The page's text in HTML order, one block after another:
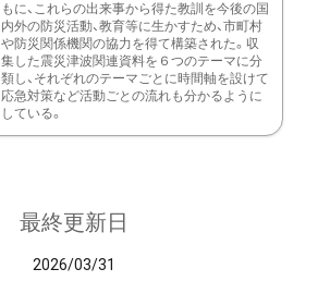
もに、これらの出来事から得た教訓を今後の国
内外の防災活動、教育等に生かすため、市町村
や防災関係機関の協力を得て構築された。収
集した震災津波関連資料を６つのテーマに分
類し、それぞれのテーマごとに時間軸を設けて
応急対策など活動ごとの流れも分かるように
している。
最終更新日
2026/03/31